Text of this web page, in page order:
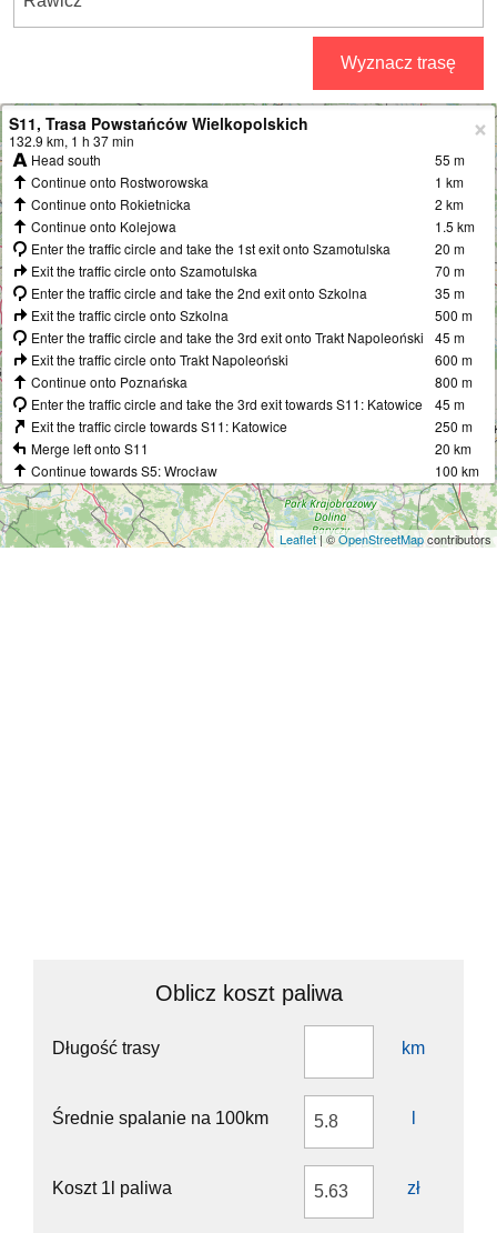
Wyznacz trasę
+
−
S11, Trasa Powstańców Wielkopolskich
132.9 km, 1 h 37 min
Head south
55 m
Continue onto Rostworowska
1 km
Continue onto Rokietnicka
2 km
Continue onto Kolejowa
1.5 km
Enter the traffic circle and take the 1st exit onto Szamotulska
20 m
Exit the traffic circle onto Szamotulska
70 m
Enter the traffic circle and take the 2nd exit onto Szkolna
35 m
Exit the traffic circle onto Szkolna
500 m
Enter the traffic circle and take the 3rd exit onto Trakt Napoleoński
45 m
Exit the traffic circle onto Trakt Napoleoński
600 m
Continue onto Poznańska
800 m
Enter the traffic circle and take the 3rd exit towards S11: Katowice
45 m
Exit the traffic circle towards S11: Katowice
250 m
Merge left onto S11
20 km
Continue towards S5: Wrocław
100 km
Take the ramp towards 36: Lubin
450 m
Enter the traffic circle and take the 1st exit towards Poznań
15 m
Exit the traffic circle towards Poznań
4 km
Leaflet| ©OpenStreetMapcontributors
Oblicz koszt paliwa
Długość trasy km
Średnie spalanie na 100km
Koszt 1l paliwa zł